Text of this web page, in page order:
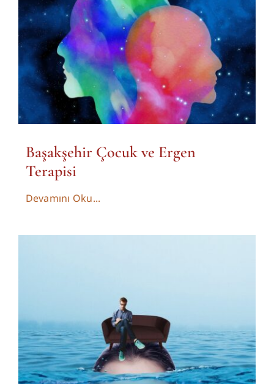
Başakşehir Çocuk ve Ergen
Terapisi
Devamını Oku...